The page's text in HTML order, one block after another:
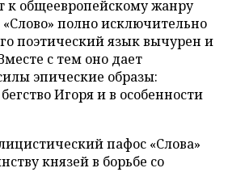
к общеевропейскому жанру
полно исключительно
поэтический язык вычурен и
с тем оно дает
эпические образы:
Игоря и в особенности
пафос «Слова»
князей в борьбе со